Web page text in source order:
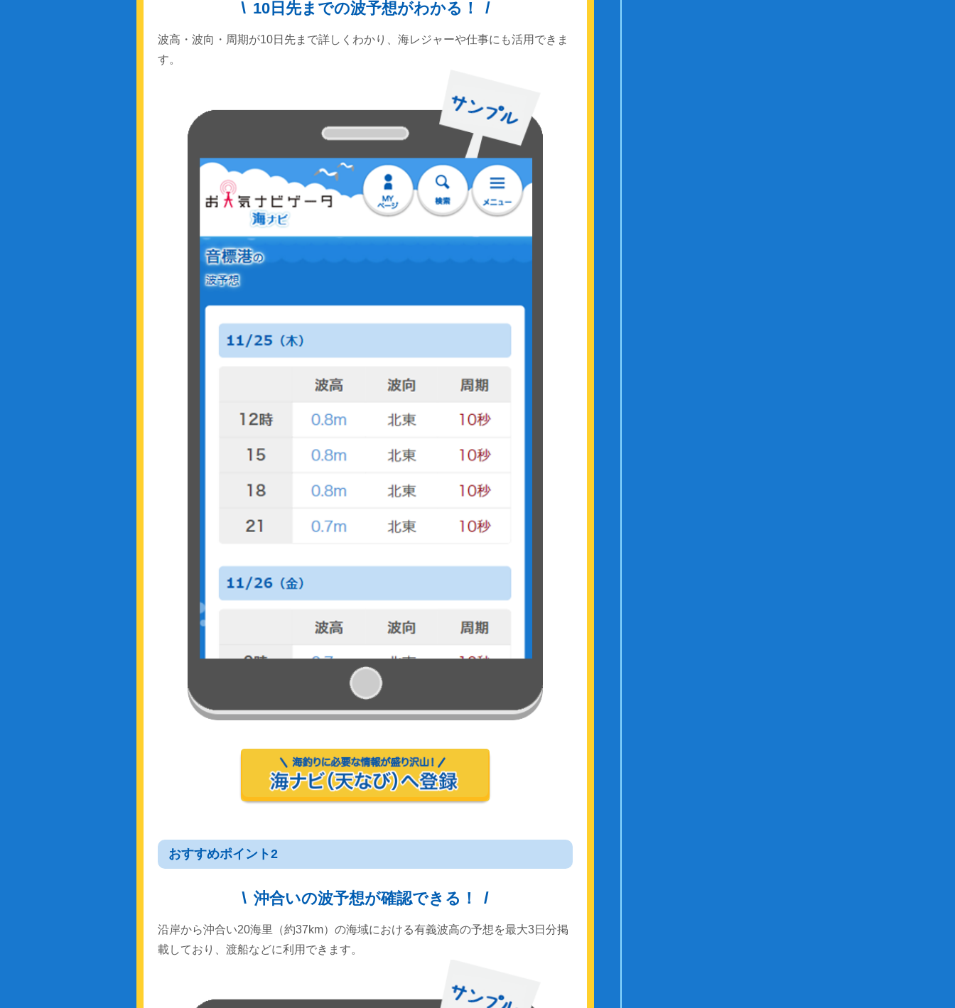
10日先までの波予想がわかる！
波高・波向・周期が10日先まで詳しくわかり、海レジャーや仕事にも活用できま
す。
おすすめポイント2
沖合いの波予想が確認できる！
沿岸から沖合い20海里（約37km）の海域における有義波高の予想を最大3日分掲
載しており、渡船などに利用できます。